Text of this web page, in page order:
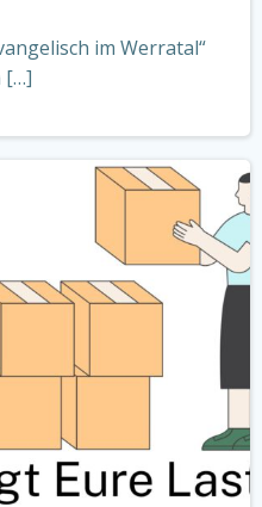
im Werratal“
[…]